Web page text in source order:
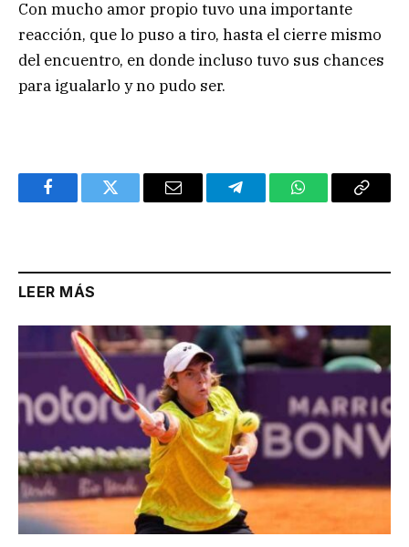
Con mucho amor propio tuvo una importante
reacción, que lo puso a tiro, hasta el cierre mismo
del encuentro, en donde incluso tuvo sus chances
para igualarlo y no pudo ser.
FacebookTwitter Email TelegramWhatsAppCopy
LEER MÁS